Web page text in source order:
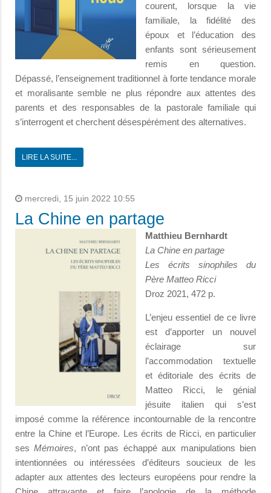
courent, lorsque la vie
familiale, la fidélité des
époux et l’éducation des
enfants sont sérieusement
remis en question.
Dépassé, l’enseignement traditionnel à forte tendance morale
et moralisante semble ne plus répondre aux attentes des
parents et des responsables de la pastorale familiale qui
s’interrogent et cherchent désespérément des alternatives.
LIRE LA SUITE...
mercredi, 15 juin 2022 10:55
La Chine en partage
Matthieu Bernhardt
La Chine en partage
Les écrits sinophiles du
Père Matteo Ricci
Droz 2021, 472 p.
L’enjeu essentiel de ce livre
est d’apporter un nouvel
éclairage sur
l’accommodation textuelle
et éditoriale des écrits de
Matteo Ricci, le génial
jésuite italien qui s’est
imposé comme la référence incontournable de la rencontre
entre la Chine et l’Europe. Les écrits de Ricci, en particulier
sesMémoires, n’ont pas échappé aux manipulations bien
intentionnées ou intéressées d’éditeurs soucieux de les
adapter aux attentes des lecteurs européens pour rendre la